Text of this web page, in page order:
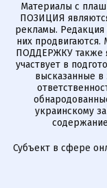
Материалы с
ПОЗИЦИЯ
рекламы. Редакция
них
ПОДДЕРЖКУ также
участвует в
высказанные в
украинскому
Субъект в сфере